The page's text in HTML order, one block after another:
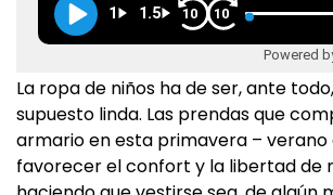
1 1.5 10 10
Powered
La ropa de niños ha de ser, ante
supuesto linda. Las prendas que
armario en esta primavera – verano
favorecer el confort y la libertad de